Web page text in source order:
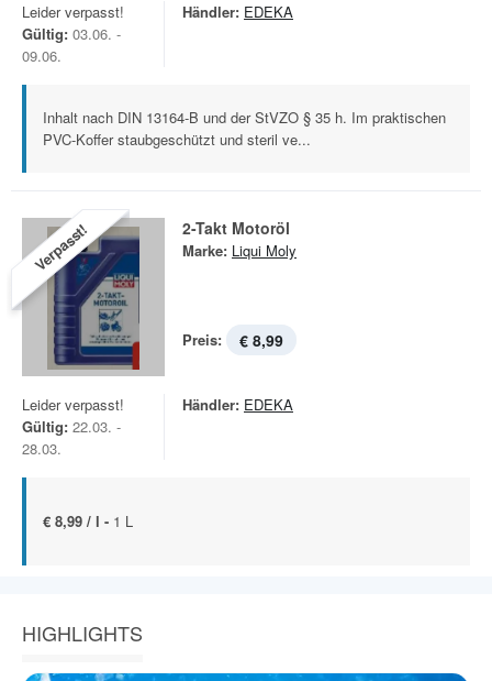
Leider verpasst!
Gültig: 03.06. -
09.06.
Händler: EDEKA
Inhalt nach DIN 13164-B und der StVZO § 35 h. Im praktischen
PVC-Koffer staubgeschützt und steril ve...
Verpasst! 2-Takt Motoröl
Marke: Liqui Moly
Preis: € 8,99
Leider verpasst!
Gültig: 22.03. -
28.03.
Händler: EDEKA
€ 8,99 / l - 1 L
HIGHLIGHTS